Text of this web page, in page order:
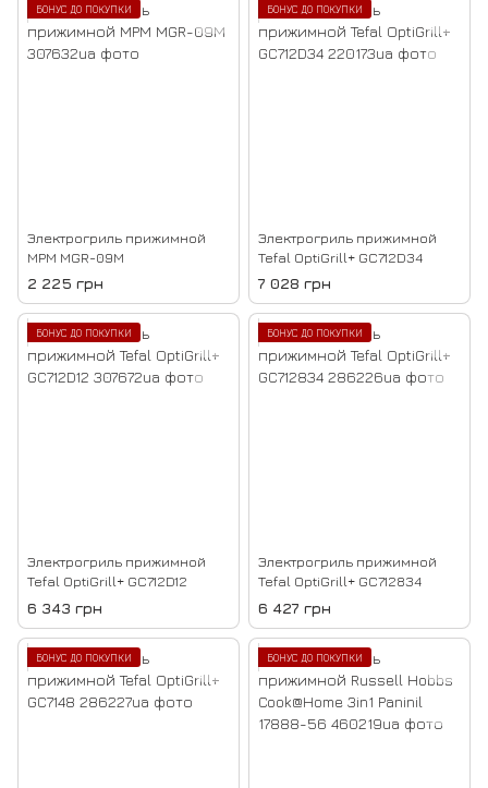
БОНУС ДО ПОКУПКИ
Электрогриль прижимной
MPM MGR-09M
2 225 грн
БОНУС ДО ПОКУПКИ
Электрогриль прижимной
Tefal OptiGrill+ GC712D34
7 028 грн
БОНУС ДО ПОКУПКИ
Электрогриль прижимной
Tefal OptiGrill+ GC712D12
6 343 грн
БОНУС ДО ПОКУПКИ
Электрогриль прижимной
Tefal OptiGrill+ GC712834
6 427 грн
БОНУС ДО ПОКУПКИ БОНУС ДО ПОКУПКИ